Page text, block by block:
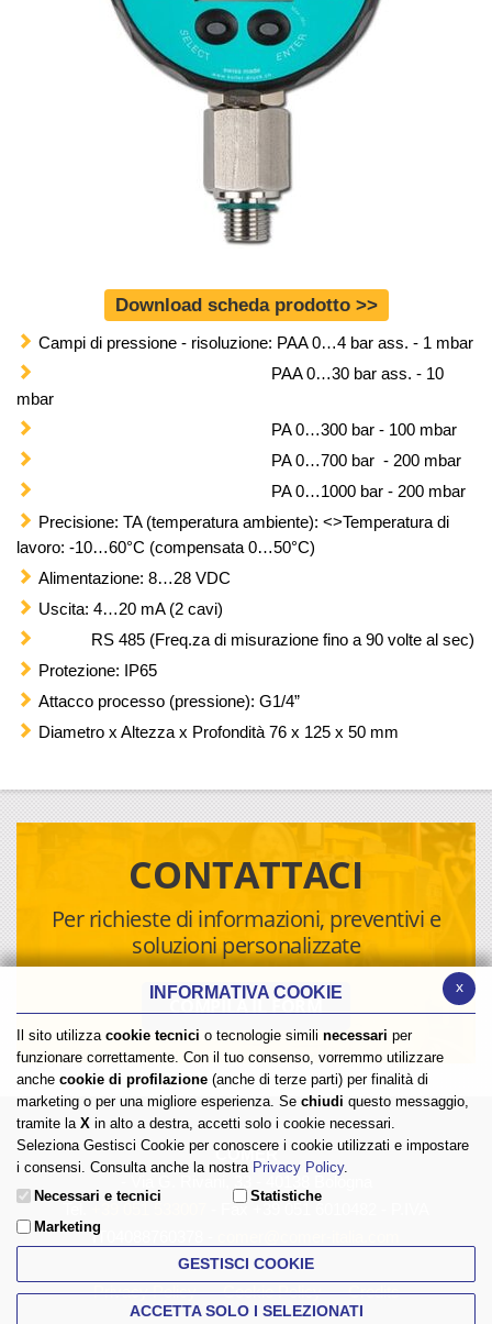
Download scheda prodotto >>
Campi di pressione - risoluzione: PAA 0…4 bar ass. - 1 mbar
PAA 0…30 bar ass. - 10
mbar
PA 0…300 bar - 100 mbar
PA 0…700 bar - 200 mbar
PA 0…1000 bar - 200 mbar
Precisione: TA (temperatura ambiente): <>Temperatura di
lavoro: -10…60°C (compensata 0…50°C)
Alimentazione: 8…28 VDC
Uscita: 4…20 mA (2 cavi)
RS 485 (Freq.za di misurazione fino a 90 volte al sec)
Protezione: IP65
Attacco processo (pressione): G1/4”
Diametro x Altezza x Profondità 76 x 125 x 50 mm
CONTATTACI
Per richieste di informazioni, preventivi e
soluzioni personalizzate
COMPILA IL FORM
COMER
- Via G. Rivani, 33 - 40138 Bologna
- Fax +39 051 6010482 - P.IVA
IT04088760378 -
Privacy Policy Cookie Policy Credits
x
INFORMATIVA COOKIE
Il sito utilizza cookie tecnici o tecnologie simili necessari per
funzionare correttamente. Con il tuo consenso, vorremmo utilizzare
anche cookie di profilazione (anche di terze parti) per finalità di
marketing o per una migliore esperienza. Se chiudi questo messaggio,
tramite la X in alto a destra, accetti solo i cookie necessari.
Seleziona Gestisci Cookie per conoscere i cookie utilizzati e impostare
i consensi. Consulta anche la nostra Privacy Policy.
Necessari e tecnici
Statistiche
Marketing
GESTISCI COOKIE
ACCETTA SOLO I SELEZIONATI